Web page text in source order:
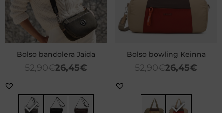
Bolso bandolera Jaida
52,90€26,45€
Bolso bowling Keinna
52,90€26,45€